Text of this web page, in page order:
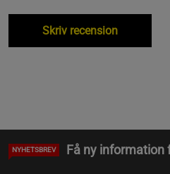
Skriv recension
NYHETSBREV Få ny information